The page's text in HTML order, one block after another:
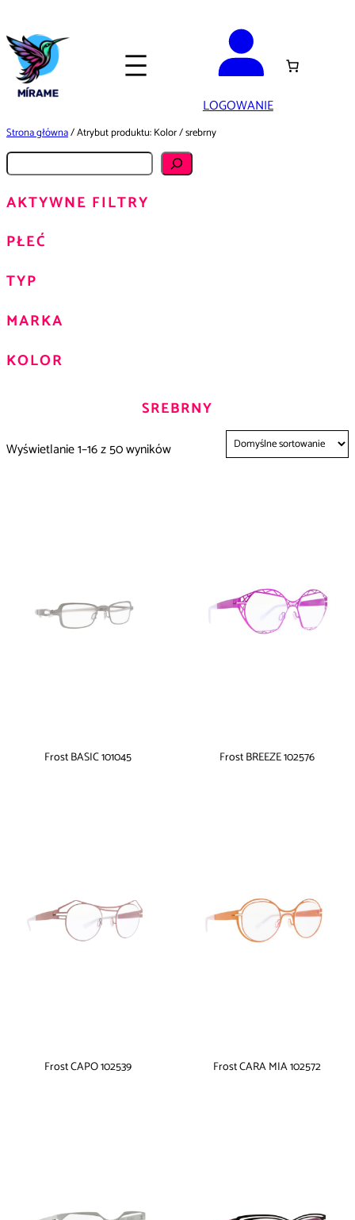
do
treści
LOGOWANIE
Strona główna/ Atrybut produktu: Kolor / srebrny
S
u
a
AKTYWNE FILTRY
PŁEĆ
TYP
MARKA
KOLOR
SREBRNY
Wyświetlanie 1–16 z 50 wyników
Frost BASIC 101045 Frost BREEZE 102576
Frost CAPO 102539 Frost CARA MIA 102572